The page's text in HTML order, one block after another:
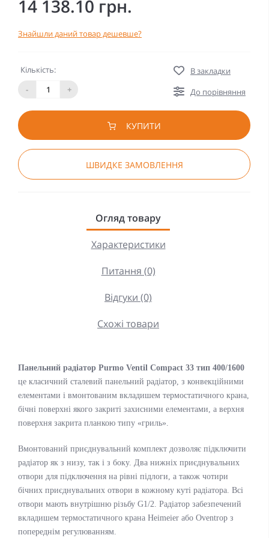
14 138.10 грн.
Знайшли даний товар дешевше?
Кількість:
-
+
В закладки
До порівняння
КУПИТИ
ШВИДКЕ ЗАМОВЛЕННЯ
Огляд товару
Характеристики
Питання (0)
Відгуки (0)
Схожі товари
Панельний радіатор Purmo Ventil Compact 33 тип 400/1600
це класичний сталевий панельний радіатор, з конвекційними
елементами і вмонтованим вкладишем термостатичного крана,
бічні поверхні якого закриті захисними елементами, а верхня
поверхня закрита планкою типу «гриль».
Вмонтований приєднувальний комплект дозволяє підключити
радіатор як з низу, так і з боку. Два нижніх приєднувальних
отвори для підключення на рівні підлоги, а також чотири
бічних приєднувальних отвори в кожному куті радіатора. Всі
отвори мають внутрішню різьбу G1/2. Радіатор забезпечений
вкладишем термостатичного крана Heimeier або Oventrop з
попереднім регулюванням.